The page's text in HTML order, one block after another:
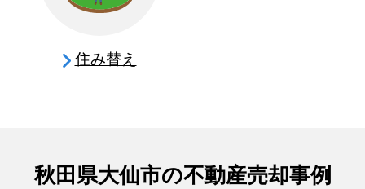
住み替え
秋田県大仙市の不動産売却事例